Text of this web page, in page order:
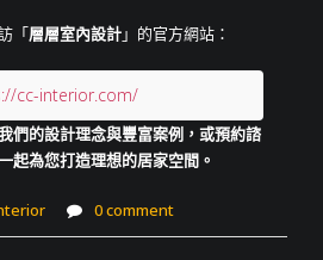
「層層室內設計」的官方網站：
cc-interior.com/
們的設計理念與豐富案例，或預約諮
起為您打造理想的居家空間。
0 comment